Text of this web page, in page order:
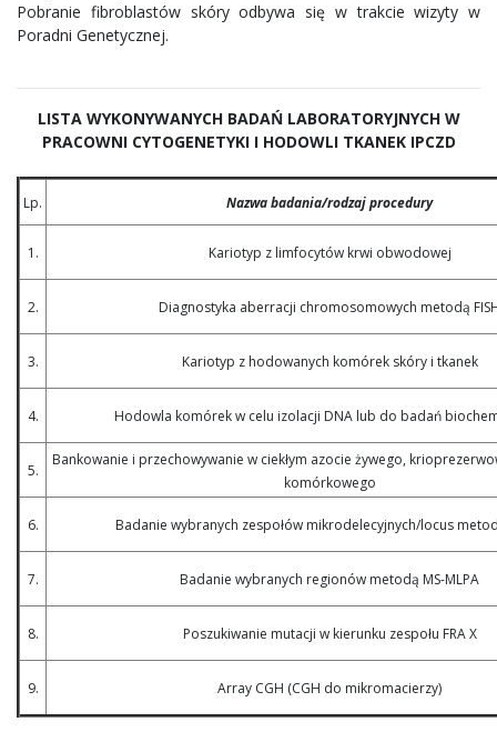
Pobranie fibroblastów skóry odbywa się w trakcie wizyty w
Poradni Genetycznej.
LISTA WYKONYWANYCH BADAŃ LABORATORYJNYCH W
PRACOWNI CYTOGENETYKI I HODOWLI TKANEK IPCZD
Lp. Nazwa badania/rodzaj procedury
1. Kariotyp z limfocytów krwi obwodowej
2. Diagnostyka aberracji chromosomowych metodą
3. Kariotyp z hodowanych komórek skóry i tkanek
4. Hodowla komórek w celu izolacji DNA lub do badań
5.
Bankowanie i przechowywanie w ciekłym azocie żywego,
komórkowego
6. Badanie wybranych zespołów mikrodelecyjnych/locus
7. Badanie wybranych regionów metodą MS-MLPA
8. Poszukiwanie mutacji w kierunku zespołu FRA X
9. Array CGH (CGH do mikromacierzy)